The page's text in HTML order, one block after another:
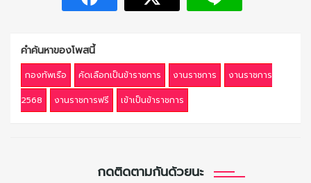
คำค้นหาของโพสนี้
กองทัพเรือ คัดเลือกเป็นข้าราชการ งานราชการ
งานราชการ
2568
งานราชการฟรี เข้าเป็นข้าราชการ
กดติดตามกันด้วยนะ